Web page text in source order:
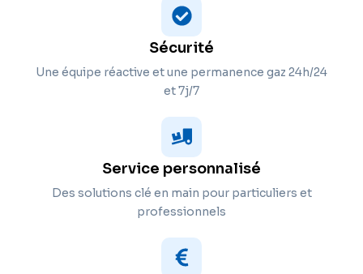
Sécurité
Une équipe réactive et une permanence gaz 24h/24
et 7j/7
Service personnalisé
Des solutions clé en main pour particuliers et
professionnels